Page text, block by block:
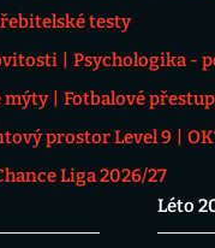
testy
Psychologika -
mýty
Fotbalové
prostor Level 9
Liga 2026/27
Léto